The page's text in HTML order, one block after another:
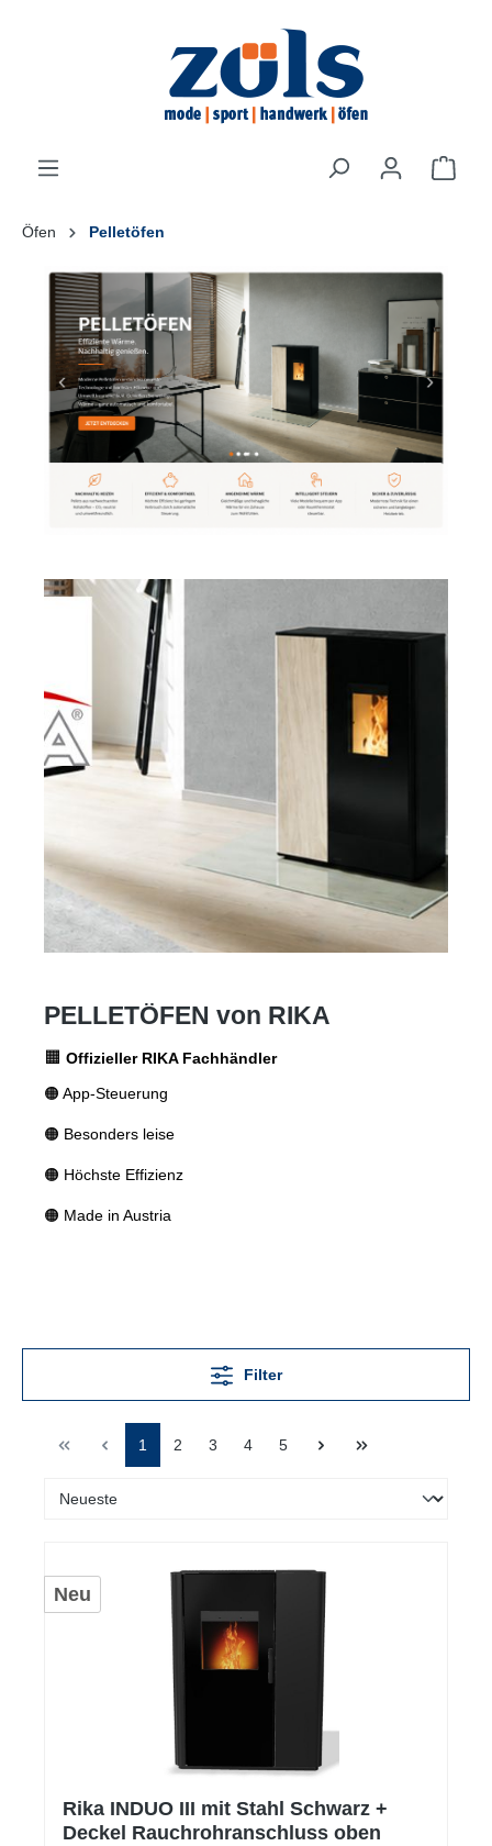
Öfen Pelletöfen
PELLETÖFEN von RIKA
🟧 Offizieller RIKA Fachhändler
🟠 App-Steuerung
🟠 Besonders leise
🟠 Höchste Effizienz
🟠 Made in Austria
Filter
1 2 3 4 5
Neu
Rika INDUO III mit Stahl Schwarz +
Deckel Rauchrohranschluss oben